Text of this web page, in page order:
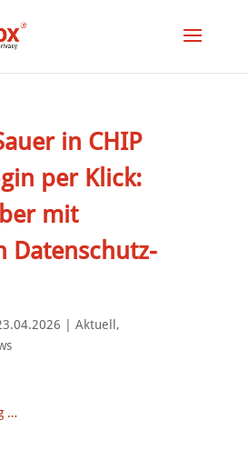
in CHIP
per Klick:
mit
Datenschutz-
Aktuell ,
…